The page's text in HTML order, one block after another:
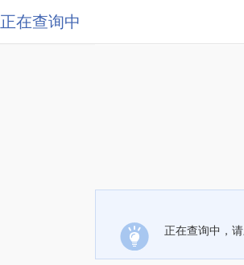
正在查询中
正在查询中，